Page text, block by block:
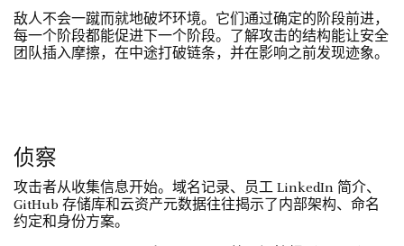
敌人不会一蹴而就地破坏环境。它们通过确定的阶段前进，
每一个阶段都能促进下一个阶段。了解攻击的结构能让安全
团队插入摩擦，在中途打破链条，并在影响之前发现迹象。
侦察
攻击者从收集信息开始。域名记录、员工 LinkedIn 简介、
GitHub 存储库和云资产元数据往往揭示了内部架构、命名
约定和身份方案。